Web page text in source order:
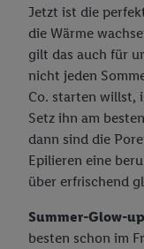
Jetzt ist die
die Wärme
gilt das auch für
nicht jeden
Co. starten willst,
Setz ihn am
dann sind die
Epilieren eine
über erfrischend
Summer-Glow-
besten schon im